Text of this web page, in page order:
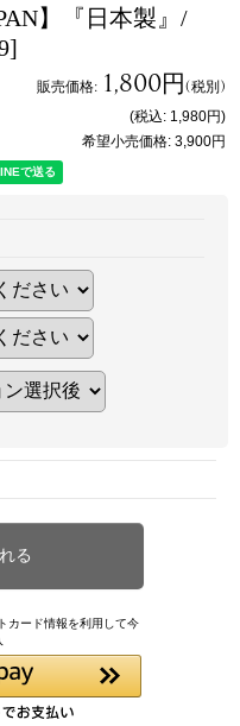
】『日本製』/
販売価格: 1,800円(税別)
(税込: 1,980円)
希望小売価格: 3,900円
カード情報を利用して今